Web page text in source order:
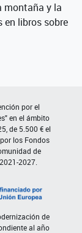
montaña y la
en libros sobre
por el
en el ámbito
de 5.500 € el
los Fondos
de
2027.
de
al año